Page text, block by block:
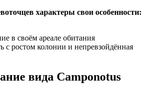
характеры свои особенности:
в своём ареале обитания
с ростом колонии и непревзойдённая
вида Camponotus